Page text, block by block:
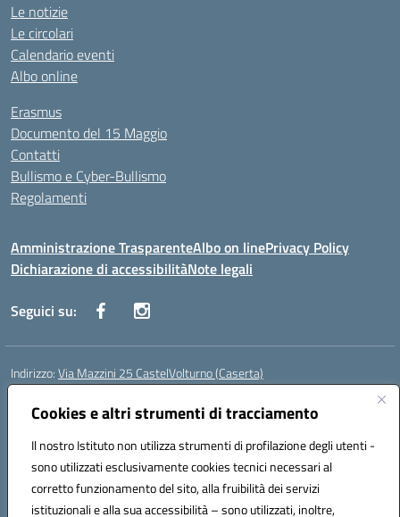
Cookies e altri strumenti di tracciamento
Il nostro Istituto non utilizza strumenti di profilazione degli utenti -
sono utilizzati esclusivamente cookies tecnici necessari al
corretto funzionamento del sito, alla fruibilità dei servizi
istituzionali e alla sua accessibilità – sono utilizzati, inoltre,
Le notizie
Le circolari
Calendario eventi
Albo online
Erasmus
Documento del 15 Maggio
Contatti
Bullismo e Cyber-Bullismo
Regolamenti
Amministrazione TrasparenteAlbo on linePrivacy Policy
Dichiarazione di accessibilitàNote legali
Seguici su:
Indirizzo:Via Mazzini 25 CastelVolturno (Caserta)
Centralino:
Posta elettronica certificata (PEC):ceis014005@pec.istruzione.it
Codice fiscale: 93063510619
Codice meccanografico:CEIS014005
Codice Indice delle Pubbliche Amministrazioni (IPA): istsc_ceis014005
Codice unico di fatturazione (CUF): UOU8EW